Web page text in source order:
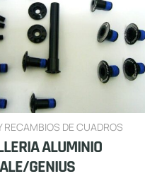
RECAMBIOS DE CUADROS
ALUMINIO
GENIUS